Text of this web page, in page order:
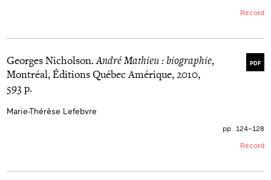
Record
PDF
Georges Nicholson.André Mathieu : biographie,
Montréal, Éditions Québec Amérique, 2010,
593 p.
Marie-Thérèse Lefebvre
pp. 124–128
Record